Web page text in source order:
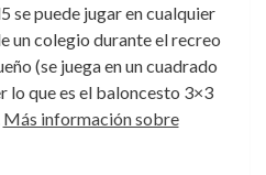
se puede jugar en cualquier
un colegio durante el recreo
(se juega en un cuadrado
lo que es el baloncesto 3×3
Más información sobre